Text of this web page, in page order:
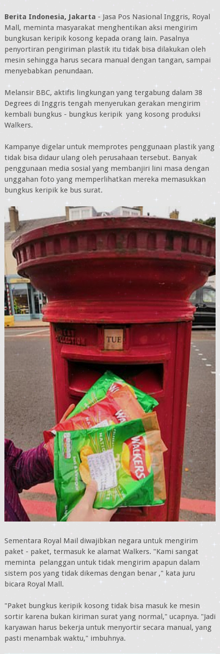
Berita Indonesia, Jakarta - Jasa Pos Nasional Inggris, Royal
Mall, meminta masyarakat menghentikan aksi mengirim
bungkusan keripik kosong kepada orang lain. Pasalnya
penyortiran pengiriman plastik itu tidak bisa dilakukan oleh
mesin sehingga harus secara manual dengan tangan, sampai
menyebabkan penundaan.
Melansir BBC, aktifis lingkungan yang tergabung dalam 38
Degrees di Inggris tengah menyerukan gerakan mengirim
kembali bungkus - bungkus keripik yang kosong produksi
Walkers.
Kampanye digelar untuk memprotes penggunaan plastik yang
tidak bisa didaur ulang oleh perusahaan tersebut. Banyak
penggunaan media sosial yang membanjiri lini masa dengan
unggahan foto yang memperlihatkan mereka memasukkan
bungkus keripik ke bus surat.
Sementara Royal Mail diwajibkan negara untuk mengirim
paket - paket, termasuk ke alamat Walkers. "Kami sangat
meminta pelanggan untuk tidak mengirim apapun dalam
sistem pos yang tidak dikemas dengan benar ," kata juru
bicara Royal Mall.
"Paket bungkus keripik kosong tidak bisa masuk ke mesin
sortir karena bukan kiriman surat yang normal," ucapnya. "Jadi
karyawan harus bekerja untuk menyortir secara manual, yang
pasti menambak waktu," imbuhnya.